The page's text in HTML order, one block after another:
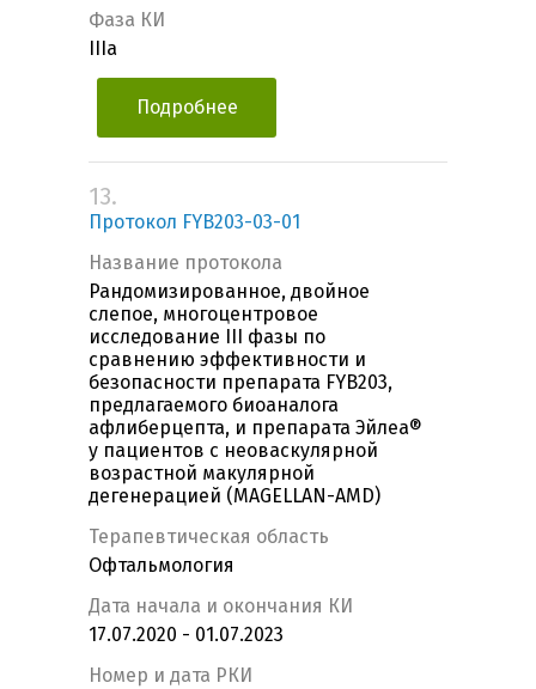
Фаза КИ
IIIa
Подробнее
13.
Протокол FYB203-03-01
Название протокола
Рандомизированное, двойное
слепое, многоцентровое
исследование III фазы по
сравнению эффективности и
безопасности препарата FYB203,
предлагаемого биоаналога
афлиберцепта, и препарата Эйлеа®
у пациентов с неоваскулярной
возрастной макулярной
дегенерацией (MAGELLAN-AMD)
Терапевтическая область
Офтальмология
Дата начала и окончания КИ
17.07.2020 - 01.07.2023
Номер и дата РКИ